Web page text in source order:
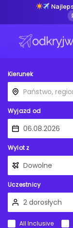
Kierunek
Wyjazd od
Wylot z
Uczestnicy
All Inclusive